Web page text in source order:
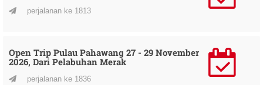
perjalanan ke 1813
Open Trip Pulau Pahawang 27 - 29 November
2026, Dari Pelabuhan Merak
perjalanan ke 1836